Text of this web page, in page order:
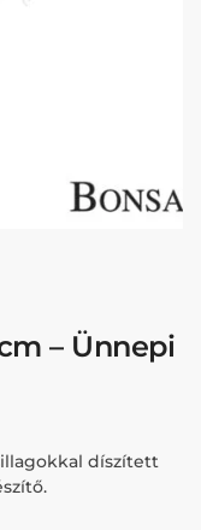
– Ünnepi
díszített